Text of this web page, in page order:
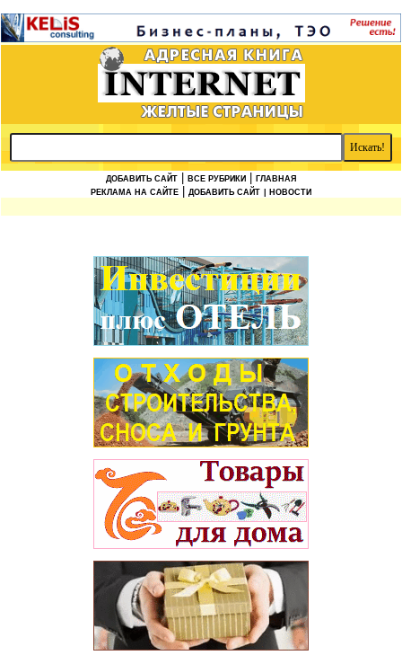
ДОБАВИТЬ САЙТ ВСЕ РУБРИКИ
ГЛАВНАЯ
РЕКЛАМА НА САЙТЕ
ДОБАВИТЬ САЙТ | НОВОСТИ